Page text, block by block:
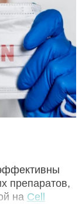
препаратов,
на Cell